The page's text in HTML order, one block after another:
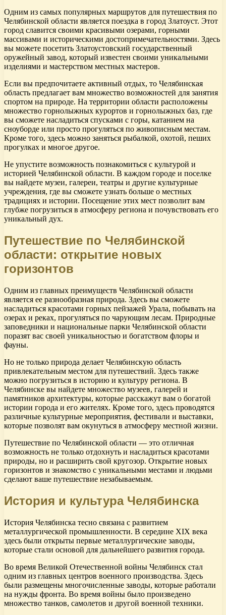
Одним из самых популярных маршрутов для путешествия по
Челябинской области является поездка в город Златоуст. Этот
город славится своими красивыми озерами, горными
массивами и историческими достопримечательностями. Здесь
вы можете посетить Златоустовский государственный
оружейный завод, который известен своими уникальными
изделиями и мастерством местных мастеров.
Если вы предпочитаете активный отдых, то Челябинская
область предлагает вам множество возможностей для занятия
спортом на природе. На территории области расположены
множество горнолыжных курортов и горнолыжных баз, где
вы сможете насладиться спусками с горы, катанием на
сноуборде или просто прогуляться по живописным местам.
Кроме того, здесь можно заняться рыбалкой, охотой, пеших
прогулках и многое другое.
Не упустите возможность познакомиться с культурой и
историей Челябинской области. В каждом городе и поселке
вы найдете музеи, галереи, театры и другие культурные
учреждения, где вы сможете узнать больше о местных
традициях и истории. Посещение этих мест позволит вам
глубже погрузиться в атмосферу региона и почувствовать его
уникальный дух.
Путешествие по Челябинской
области: открытие новых
горизонтов
Одним из главных преимуществ Челябинской области
является ее разнообразная природа. Здесь вы сможете
насладиться красотами горных пейзажей Урала, побывать на
озерах и реках, прогуляться по чарующим лесам. Природные
заповедники и национальные парки Челябинской области
поразят вас своей уникальностью и богатством флоры и
фауны.
Но не только природа делает Челябинскую область
привлекательным местом для путешествий. Здесь также
можно погрузиться в историю и культуру региона. В
Челябинске вы найдете множество музеев, галерей и
памятников архитектуры, которые расскажут вам о богатой
истории города и его жителях. Кроме того, здесь проводятся
различные культурные мероприятия, фестивали и выставки,
которые позволят вам окунуться в атмосферу местной жизни.
Путешествие по Челябинской области — это отличная
возможность не только отдохнуть и насладиться красотами
природы, но и расширить свой кругозор. Открытие новых
горизонтов и знакомство с уникальными местами и людьми
сделают ваше путешествие незабываемым.
История и культура Челябинска
История Челябинска тесно связана с развитием
металлургической промышленности. В середине XIX века
здесь были открыты первые металлургические заводы,
которые стали основой для дальнейшего развития города.
Во время Великой Отечественной войны Челябинск стал
одним из главных центров военного производства. Здесь
были размещены многочисленные заводы, которые работали
на нужды фронта. Во время войны было произведено
множество танков, самолетов и другой военной техники.